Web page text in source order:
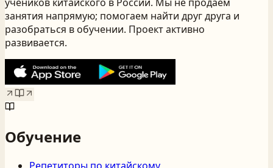
учеников китайского в России. Мы не продаём
занятия напрямую; помогаем найти друг друга и
разобраться в обучении. Проект активно
развивается.
Обучение